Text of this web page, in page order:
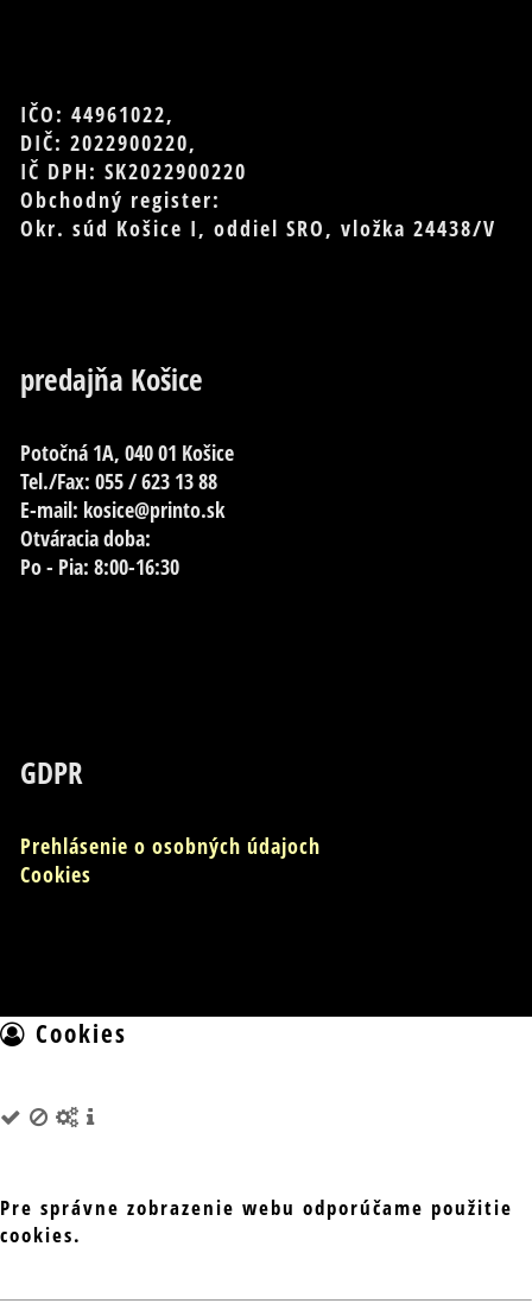
IČO: 44961022,
DIČ: 2022900220,
IČ DPH: SK2022900220
Obchodný register:
Okr. súd Košice I, oddiel SRO, vložka 24438/V
predajňa Košice
Potočná 1A, 040 01 Košice
Tel./Fax: 055 / 623 13 88
E-mail: kosice@printo.sk
Otváracia doba:
Po - Pia: 8:00-16:30
GDPR
Prehlásenie o osobných údajoch
Cookies
Cookies
Pre správne zobrazenie webu odporúčame použitie
cookies.